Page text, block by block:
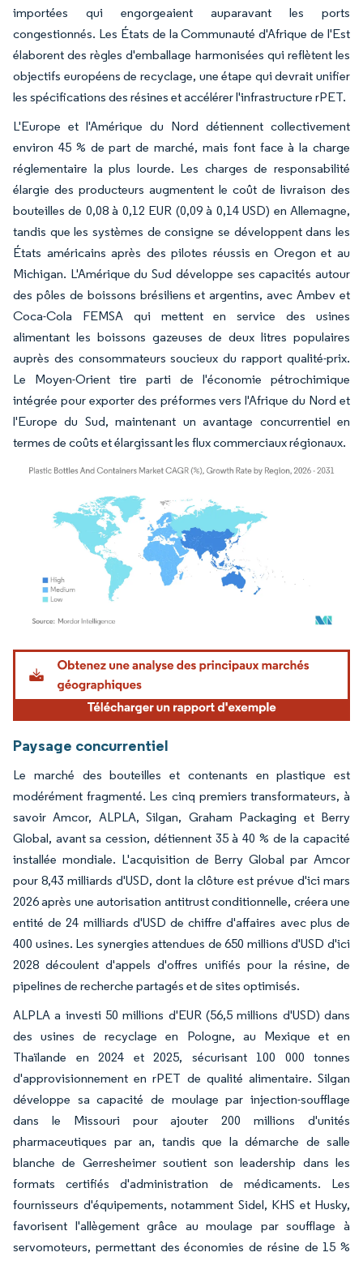
importées qui engorgeaient auparavant les ports
congestionnés. Les États de la Communauté d'Afrique de l'Est
élaborent des règles d'emballage harmonisées qui reflètent les
objectifs européens de recyclage, une étape qui devrait unifier
les spécifications des résines et accélérer l'infrastructure rPET.
L'Europe et l'Amérique du Nord détiennent collectivement
environ 45 % de part de marché, mais font face à la charge
réglementaire la plus lourde. Les charges de responsabilité
élargie des producteurs augmentent le coût de livraison des
bouteilles de 0,08 à 0,12 EUR (0,09 à 0,14 USD) en Allemagne,
tandis que les systèmes de consigne se développent dans les
États américains après des pilotes réussis en Oregon et au
Michigan. L'Amérique du Sud développe ses capacités autour
des pôles de boissons brésiliens et argentins, avec Ambev et
Coca-Cola FEMSA qui mettent en service des usines
alimentant les boissons gazeuses de deux litres populaires
auprès des consommateurs soucieux du rapport qualité-prix.
Le Moyen-Orient tire parti de l'économie pétrochimique
intégrée pour exporter des préformes vers l'Afrique du Nord et
l'Europe du Sud, maintenant un avantage concurrentiel en
termes de coûts et élargissant les flux commerciaux régionaux.
Image © Mordor Intelligence. La réutilisation nécessite une attribution sous CC BY
Paysage concurrentiel
Le marché des bouteilles et contenants en plastique est
modérément fragmenté. Les cinq premiers transformateurs, à
savoir Amcor, ALPLA, Silgan, Graham Packaging et Berry
Global, avant sa cession, détiennent 35 à 40 % de la capacité
installée mondiale. L'acquisition de Berry Global par Amcor
pour 8,43 milliards d'USD, dont la clôture est prévue d'ici mars
2026 après une autorisation antitrust conditionnelle, créera une
entité de 24 milliards d'USD de chiffre d'affaires avec plus de
400 usines. Les synergies attendues de 650 millions d'USD d'ici
2028 découlent d'appels d'offres unifiés pour la résine, de
pipelines de recherche partagés et de sites optimisés.
ALPLA a investi 50 millions d'EUR (56,5 millions d'USD) dans
des usines de recyclage en Pologne, au Mexique et en
Thaïlande en 2024 et 2025, sécurisant 100 000 tonnes
d'approvisionnement en rPET de qualité alimentaire. Silgan
développe sa capacité de moulage par injection-soufflage
dans le Missouri pour ajouter 200 millions d'unités
pharmaceutiques par an, tandis que la démarche de salle
blanche de Gerresheimer soutient son leadership dans les
formats certifiés d'administration de médicaments. Les
fournisseurs d'équipements, notamment Sidel, KHS et Husky,
favorisent l'allègement grâce au moulage par soufflage à
servomoteurs, permettant des économies de résine de 15 %